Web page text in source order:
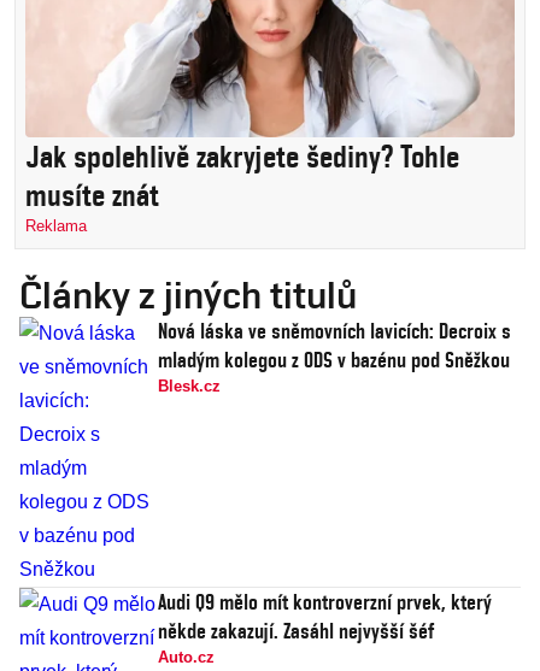
Jak spolehlivě zakryjete šediny? Tohle
musíte znát
Reklama
Články z jiných titulů
Nová láska ve sněmovních lavicích: Decroix s
mladým kolegou z ODS v bazénu pod Sněžkou
Blesk.cz
Audi Q9 mělo mít kontroverzní prvek, který
někde zakazují. Zasáhl nejvyšší šéf
Auto.cz